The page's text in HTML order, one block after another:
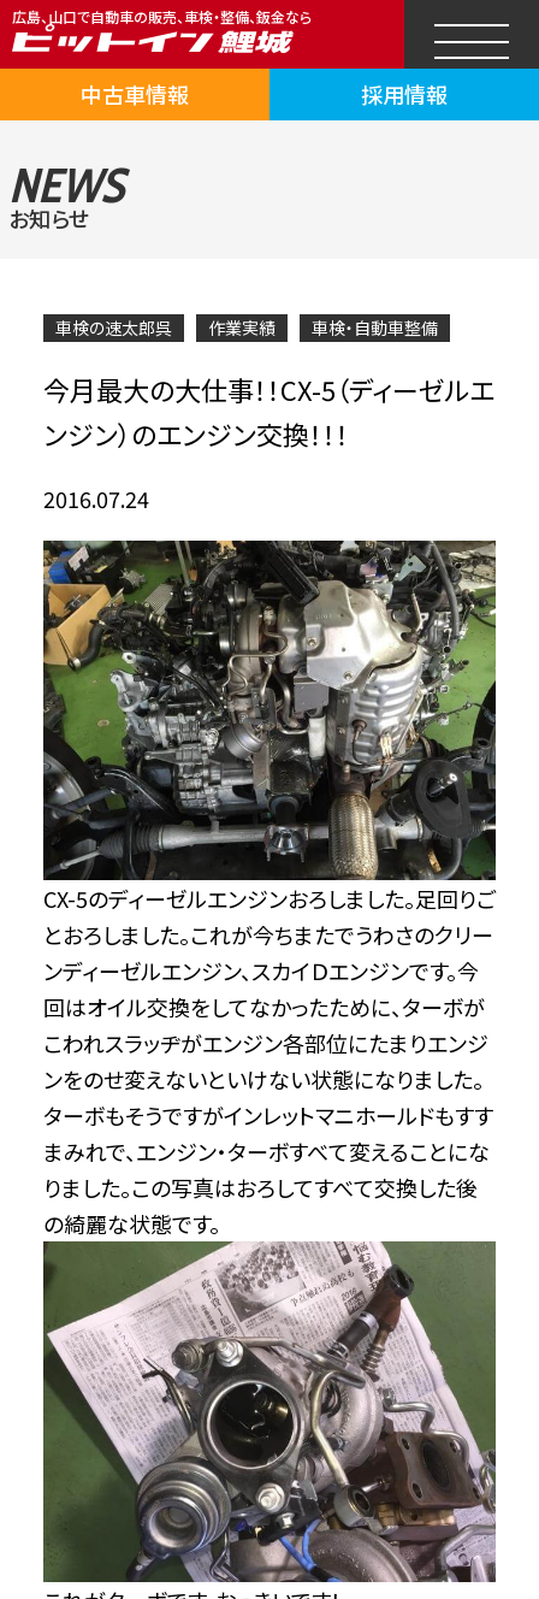
広島、山口で自動車の販売、車検・整備、鈑金なら
中古車情報 採用情報
NEWS
お知らせ
車検の速太郎呉 作業実績 車検・自動車整備
今月最大の大仕事！！CX-5（ディーゼルエ
ンジン）のエンジン交換！！！
2016.07.24
CX-5のディーゼルエンジンおろしました。足回りご
とおろしました。これが今ちまたでうわさのクリー
ンディーゼルエンジン、スカイＤエンジンです。今
回はオイル交換をしてなかったために、ターボが
こわれスラッヂがエンジン各部位にたまりエンジ
ンをのせ変えないといけない状態になりました。
ターボもそうですがインレットマニホールドもすす
まみれで、エンジン・ターボすべて変えることにな
りました。この写真はおろしてすべて交換した後
の綺麗な状態です。